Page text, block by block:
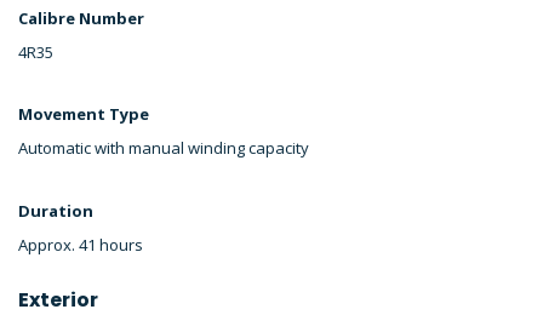
Calibre Number
4R35
Movement Type
Automatic with manual winding capacity
Duration
Approx. 41 hours
Exterior